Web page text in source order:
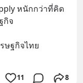
หนักกว่าที่คิด
กิจ
ษฐกิจไทย
11 8